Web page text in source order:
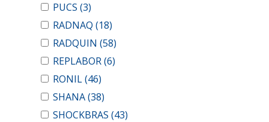
PUCS (3)
RADNAQ (18)
RADQUIN (58)
REPLABOR(6)
RONIL(46)
SHANA(38)
SHOCKBRAS (43)